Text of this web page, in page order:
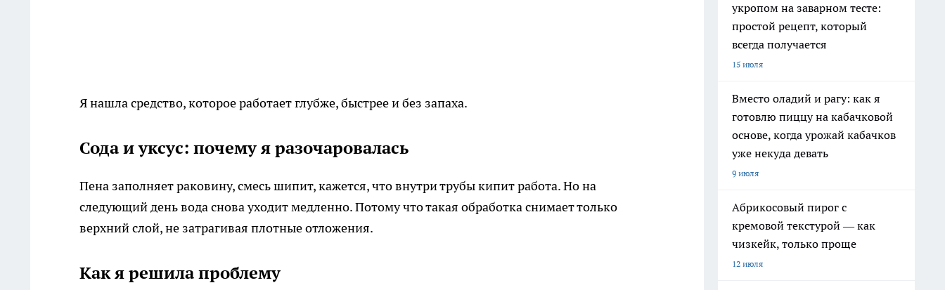
Я нашла средство, которое работает глубже, быстрее и без запаха.
Сода и уксус: почему я разочаровалась
Пена заполняет раковину, смесь шипит, кажется, что внутри трубы кипит работа. Но на
следующий день вода снова уходит медленно. Потому что такая обработка снимает только
верхний слой, не затрагивая плотные отложения.
Как я решила проблему
укропом на заварном тесте:
простой рецепт, который
всегда получается
15 июля
Вместо оладий и рагу: как я
готовлю пиццу на кабачковой
основе, когда урожай кабачков
уже некуда девать
9 июля
Абрикосовый пирог с
кремовой текстурой — как
чизкейк, только проще
12 июля